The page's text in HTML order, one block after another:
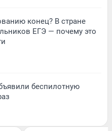
конец? В стране
ЕГЭ — почему это
беспилотную